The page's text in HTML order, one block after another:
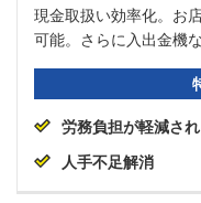
現金取扱い効率化。お
可能。さらに入出金機
労務負担が軽減さ
人手不足解消